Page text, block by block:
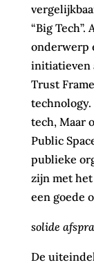
“Big
onderwerp
initiatieven
Trust
tech, Maar
Public
publieke
zijn met
een goede
solide
De